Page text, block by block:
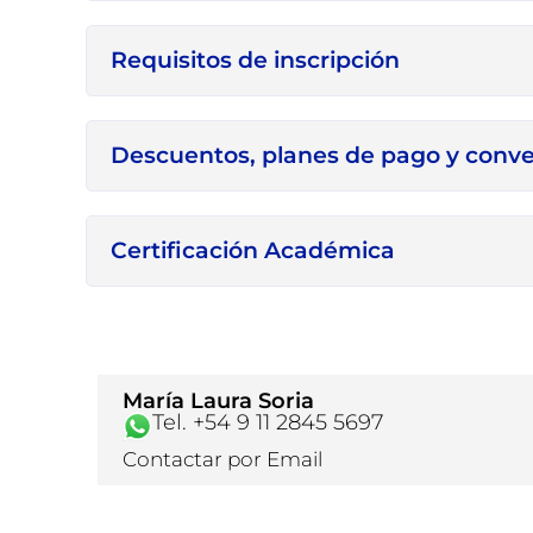
Requisitos de inscripción
Descuentos, planes de pago y
Certificación Académica
María Laura Soria
Tel. +54 9 11 2845 5697
Contactar por Email